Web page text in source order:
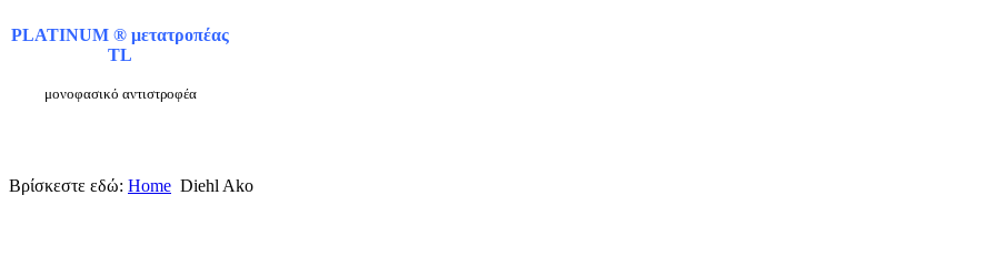
PLATINUM ® μετατροπέας
TL
μονοφασικό αντιστροφέα
Βρίσκεστε εδώ: Home Diehl Ako